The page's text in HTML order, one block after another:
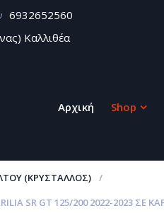
6932652560
Καλλιθέα
Αρχική Shop
(ΚΡΥΣΤΑΛΛΟΣ)
SR GT 125/200 2022-2023 ΣΕ